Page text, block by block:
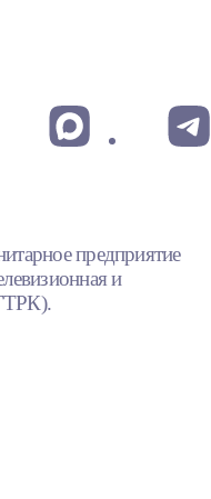
предприятие
и